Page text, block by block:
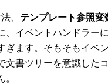
、 テンプレート参照変
イベントハンドラー
ぎます。そもそもイベ
文書ツリーを意識した